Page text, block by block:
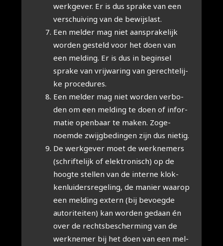
werk­ge­ver. Er is dus spra­ke van een
ver­schui­ving van de bewijs­last.
Een mel­der mag niet aan­spra­ke­lijk
wor­den gesteld voor het doen van
een mel­ding. Er is dus in begin­sel
spra­ke van vrij­wa­ring van gerech­te­lij­
ke pro­ce­du­res.
Een mel­der mag niet wor­den ver­bo­
den om een mel­ding te doen of infor­
ma­tie open­baar te maken. Zoge­
noem­de zwijg­be­din­gen zijn dus nie­tig.
De werk­ge­ver moet de werk­ne­mers
(schrif­te­lijk of elek­tro­nisch) op de
hoog­te stel­len van de inter­ne klok­
ken­lui­ders­re­ge­ling, de manier waar­op
een mel­ding extern (bij bevoeg­de
auto­ri­tei­ten) kan wor­den gedaan én
over de rechts­be­scher­ming van de
werk­ne­mer bij het doen van een mel­